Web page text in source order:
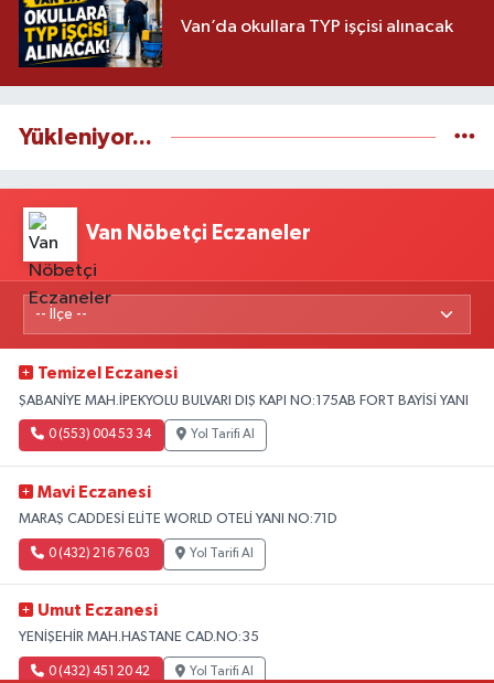
Van’da okullara TYP işçisi alınacak
Yükleniyor...
Van Nöbetçi Eczaneler
Temizel Eczanesi
ŞABANİYE MAH.İPEKYOLU BULVARI DIŞ KAPI NO:175AB FORT BAYİSİ YANI
0 (553) 004 53 34 Yol Tarifi Al
Mavi Eczanesi
MARAŞ CADDESİ ELİTE WORLD OTELİ YANI NO:71D
0 (432) 216 76 03 Yol Tarifi Al
Umut Eczanesi
YENİŞEHİR MAH.HASTANE CAD.NO:35
0 (432) 451 20 42 Yol Tarifi Al